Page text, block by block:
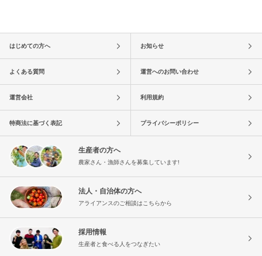
はじめての方へ お知らせ
よくある質問 運営へのお問い合わせ
運営会社 利用規約
特商法に基づく表記 プライバシーポリシー
生産者の方へ
農家さん・漁師さんを募集しています!
法人・自治体の方へ
アライアンスのご相談はこちらから
採用情報
生産者と食べる人をつなぎたい